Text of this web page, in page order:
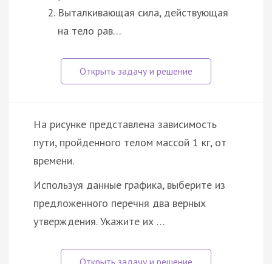
Выталкивающая сила, действующая
на тело рав…
На рисунке представлена зависимость
пути, пройденного телом массой 1 кг, от
времени.
Используя данные графика, выберите из
предложенного перечня два верных
утверждения. Укажите их …